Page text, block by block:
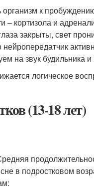
к
– кортизола и
закрыты, свет
на звук будильника
логическое
(13-18 лет)
в подростковом